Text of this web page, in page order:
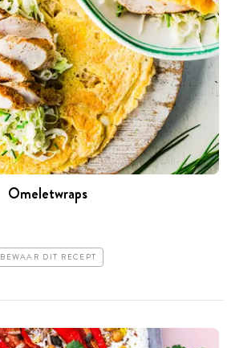
Omeletwraps
BEWAAR DIT RECEPT